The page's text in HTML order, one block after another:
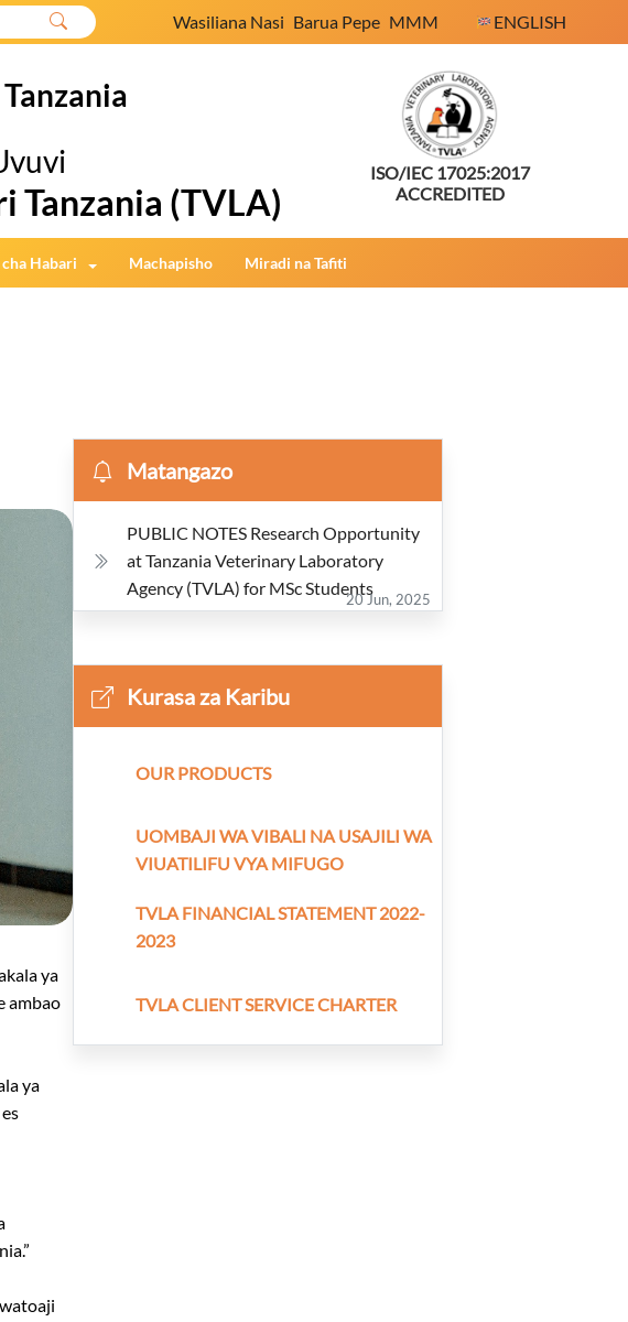
Wasiliana Nasi Barua Pepe MMM ENGLISH
Tanzania (TVLA)
ISO/IEC 17025:2017
ACCREDITED
Habari Machapisho Miradi na Tafiti
ya
ambao
ya
Matangazo
PUBLIC NOTES Research Opportunity
at Tanzania Veterinary Laboratory
Agency (TVLA) for MSc Students
20 Jun, 2025
Kurasa za Karibu
OUR PRODUCTS
UOMBAJI WA VIBALI NA USAJILI WA
VIUATILIFU VYA MIFUGO
TVLA FINANCIAL STATEMENT 2022-
2023
TVLA CLIENT SERVICE CHARTER